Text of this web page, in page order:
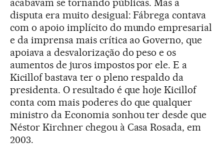
acabavam se tornando públicas. Mas a
disputa era muito desigual: Fábrega contava
com o apoio implícito do mundo empresarial
e da imprensa mais crítica ao Governo, que
apoiava a desvalorização do peso e os
aumentos de juros impostos por ele. E a
Kicillof bastava ter o pleno respaldo da
presidenta. O resultado é que hoje Kicillof
conta com mais poderes do que qualquer
ministro da Economia sonhou ter desde que
Néstor Kirchner chegou à Casa Rosada, em
2003.